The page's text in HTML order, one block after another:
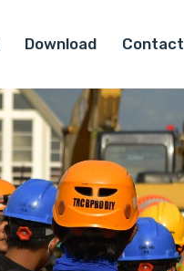
Download Contact